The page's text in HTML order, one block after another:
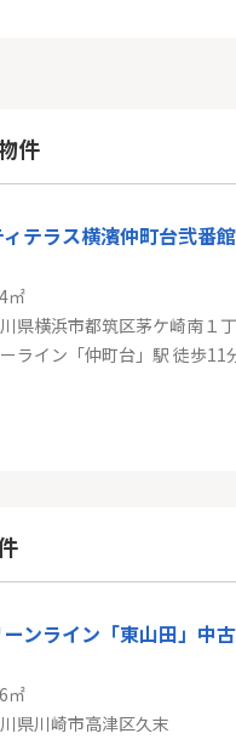
件
ィテラス横濱仲町台弐番館
㎡
県横浜市都筑区茅ケ崎南１
ライン「仲町台」駅 徒歩11
都狛江市東野川３丁目
小田原線「喜多見」駅 徒歩18
ーンライン「東山田」中
㎡
県川崎市高津区久末